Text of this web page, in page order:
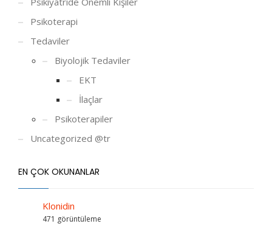
Psikoterapi
Tedaviler
Biyolojik Tedaviler
EKT
İlaçlar
Psikoterapiler
Uncategorized @tr
EN ÇOK OKUNANLAR
Klonidin
471 görüntüleme